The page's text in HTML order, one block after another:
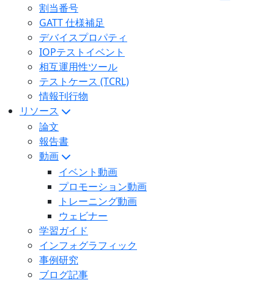
割当番号
GATT 仕様補足
デバイスプロパティ
IOPテストイベント
相互運用性ツール
テストケース (TCRL)
情報刊行物
リソース
論文
報告書
動画
イベント動画
プロモーション動画
トレーニング動画
ウェビナー
学習ガイド
インフォグラフィック
事例研究
ブログ記事